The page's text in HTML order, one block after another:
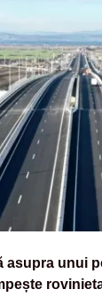
asupra unui